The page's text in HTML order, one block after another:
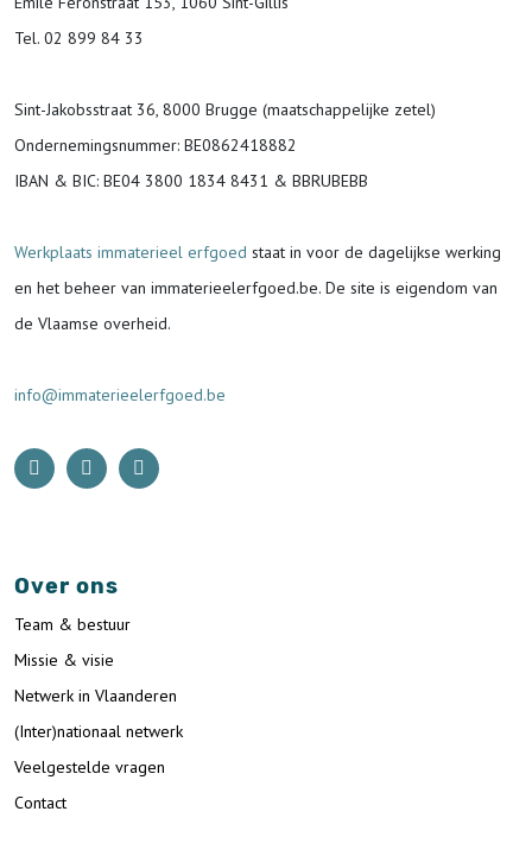
Tel. 02 899 84 33
Sint-Jakobsstraat 36, 8000 Brugge (maatschappelijke zetel)
Ondernemingsnummer: BE0862418882
IBAN & BIC: BE04 3800 1834 8431 & BBRUBEBB
Werkplaats immaterieel erfgoed staat in voor de dagelijkse werking
en het beheer van immaterieelerfgoed.be. De site is eigendom van
de Vlaamse overheid.
info@immaterieelerfgoed.be
Over ons
Team & bestuur
Missie & visie
Netwerk in Vlaanderen
(Inter)nationaal netwerk
Veelgestelde vragen
Contact